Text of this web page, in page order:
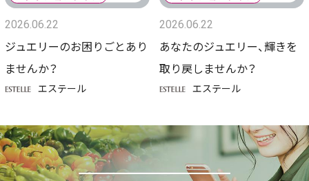
2026.06.22
ジュエリーのお困りごとあり
ませんか？
エステール
2026.06.22
あなたのジュエリー、輝きを
取り戻しませんか？
エステール